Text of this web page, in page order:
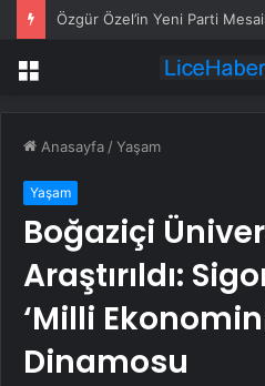
Menü
Anasayfa /Yaşam
Yaşam
Boğaziçi
Araştırıldı:
‘Milli
Dinamosu